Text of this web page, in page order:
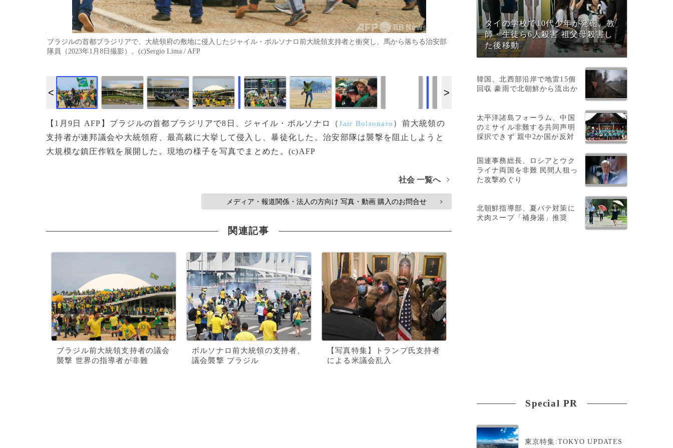
ブラジルの首都ブラジリアで、大統領府の敷地に侵入したジャイル・ボルソナロ前大統領支持者と衝突し、馬から落ちる治安部
隊員（2023年1月8日撮影）。(c)Sergio Lima / AFP
画像作成中 画像作成中 画像作成中 画像作成中
【1月9日 AFP】ブラジルの首都ブラジリアで8日、ジャイル・ボルソナロ（Jair Bolsonaro ）前大統領の
支持者が連邦議会や大統領府、最高裁に大挙して侵入し、暴徒化した。治安部隊は襲撃を阻止しようと
大規模な鎮圧作戦を展開した。現地の様子を写真でまとめた。(c)AFP
社会 一覧へ >
メディア・報道関係・法人の方向け 写真・動画 購入のお問合せ >
関連記事
ブラジル前大統領支持者の議会
襲撃 世界の指導者が非難
ボルソナロ前大統領の支持者、
議会襲撃 ブラジル
【写真特集】トランプ氏支持者
による米議会乱入
タイの学校で10代少年が発砲、教
師・生徒ら6人殺害 祖父母殺害し
た後移動
韓国、北西部沿岸で地雷15個
回収 豪雨で北朝鮮から流出か
太平洋諸島フォーラム、中国
のミサイル非難する共同声明
採択できず 親中2か国が反対
国連事務総長、ロシアとウク
ライナ両国を非難 民間人狙っ
た攻撃めぐり
北朝鮮指導部、夏バテ対策に
犬肉スープ「補身湯」推奨
Special PR
東京特集:TOKYO UPDATES